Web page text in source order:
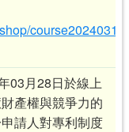
03月28日於線上
產權與競爭力的
請人對專利制度